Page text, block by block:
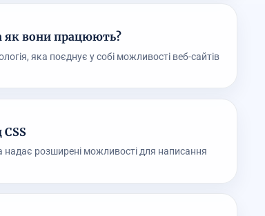
як вони працюють?
яка поєднує у собі можливості веб-сайтів
надає розширені можливості для написання